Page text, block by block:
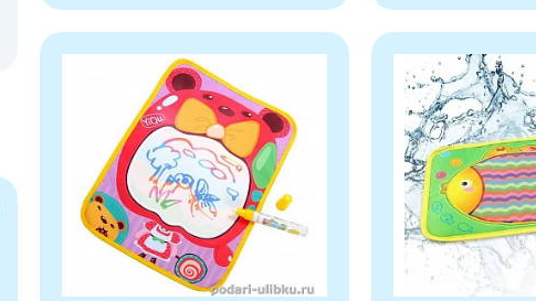
Потапова Марина
10.03.2026 19:06:15
Дочка давно просила такого пупсеныша,
чтобы носить в кенгуру и мы остались
Журавлева Роза
Купила для санок, которые как
отлично вписался, боковушки